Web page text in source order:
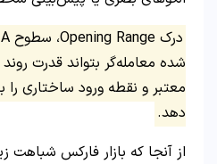
شده معامله‌گر بتواند قدرت
معتبر و نقطه ورود ساختاری
دهد.
از آنجا که بازار فارکس شباهت